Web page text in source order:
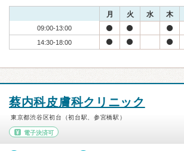
月 火 水 木
09:00-13:00
14:30-18:00
蔡内科皮膚科クリニック
東京都渋谷区初台（初台駅、参宮橋駅）
電子決済可